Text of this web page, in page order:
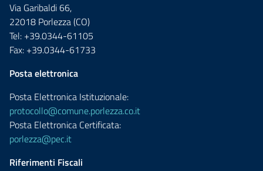
Via Garibaldi 66,
22018 Porlezza (CO)
Tel: +39.0344-61105
Fax: +39.0344-61733
Posta elettronica
Posta Elettronica Istituzionale:
protocollo@comune.porlezza.co.it
Posta Elettronica Certificata:
porlezza@pec.it
Riferimenti Fiscali